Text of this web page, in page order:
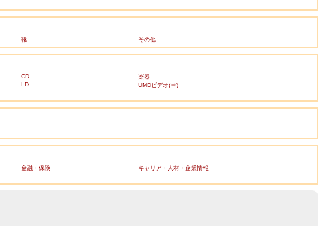
靴 その他
CD
楽器
LD
UMDビデオ(⇒)
金融・保険
キャリア・人材・企業情報